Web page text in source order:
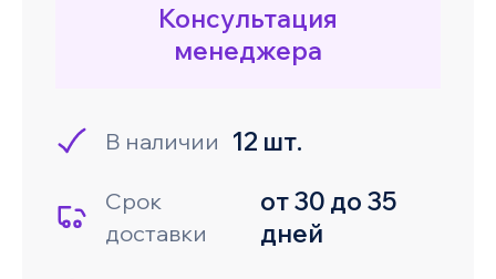
Консультация
менеджера
В наличии 12 шт.
Срок
доставки
от 30 до 35
дней